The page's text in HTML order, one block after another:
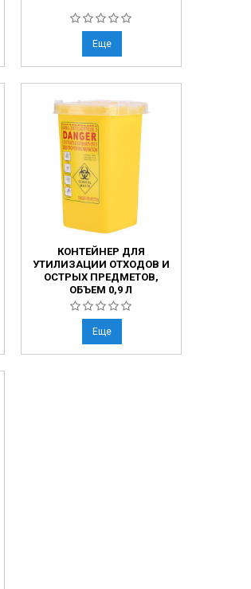
Еще
КОНТЕЙНЕР ДЛЯ
УТИЛИЗАЦИИ ОТХОДОВ И
ОСТРЫХ ПРЕДМЕТОВ,
ОБЪЕМ 0,9 Л
Еще